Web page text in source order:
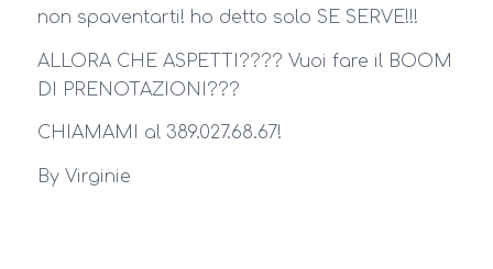
non spaventarti! ho detto solo SE SERVE!!!
ALLORA CHE ASPETTI???? Vuoi fare il BOOM
DI PRENOTAZIONI???
CHIAMAMI al 389.027.68.67!
By Virginie